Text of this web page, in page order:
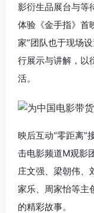
影衍生品展台与等
体验《金手指》首
家”团队也于现场
行展示与讲解，以
活。
映后互动“零距离”
击电影频道M观影
庄文强、梁朝伟、
家乐、周家怡等主
的精彩故事。